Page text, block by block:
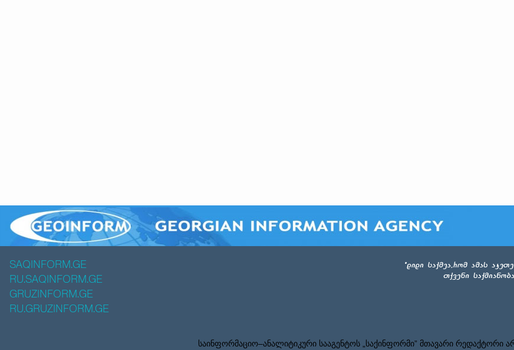
SAQINFORM.GE
RU.SAQINFORM.GE
GRUZINFORM.GE
RU.GRUZINFORM.GE
საინფორმაციო–ანალიტიკური სააგენტოს „საქინფორმი” მთავარი რედაქტორი